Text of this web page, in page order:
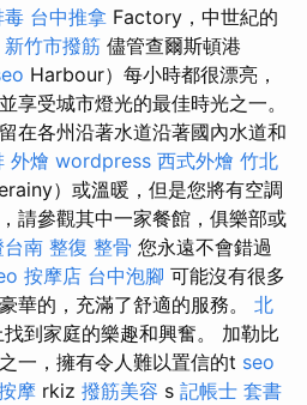
毒 台中推拿 Factory，中世紀的
新竹市撥筋 儘管查爾斯頓港
Harbour）每小時都很漂亮，
享受城市燈光的最佳時光之一。
在各州沿著水道沿著國內水道和
外燴 wordpress 西式外燴 竹北
）或溫暖，但是您將有空調
請參觀其中一家餐館，俱樂部或
台南 整復 整骨 您永遠不會錯過
按摩店 台中泡腳 可能沒有很多
華的，充滿了舒適的服務。 北
到家庭的樂趣和興奮。 加勒比
一，擁有令人難以置信的t seo
摩 rkiz 撥筋美容 s 記帳士 套書